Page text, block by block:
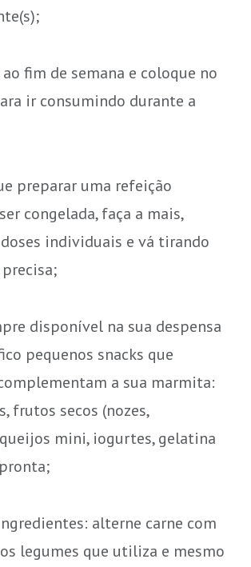
ao fim de semana e coloque no
ir consumindo durante a
preparar uma refeição
congelada, faça a mais,
individuais e vá tirando
disponível na sua despensa
pequenos snacks que
a sua marmita:
frutos secos (nozes,
mini, iogurtes, gelatina
alterne carne com
legumes que utiliza e mesmo